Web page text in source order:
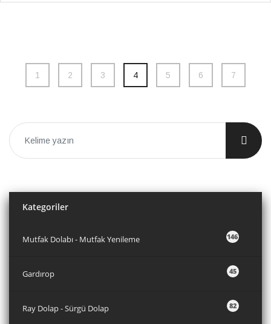
1 2 3 4 5 6 7
Kategoriler
146
Mutfak Dolabı - Mutfak Yenileme
45
Gardırop
82
Ray Dolap - Sürgü Dolap